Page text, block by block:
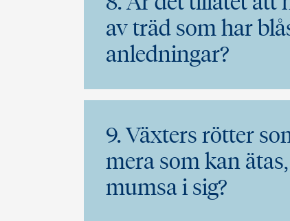
av träd som har
anledningar?
9. Växters rötter
mera som kan
mumsa i sig?